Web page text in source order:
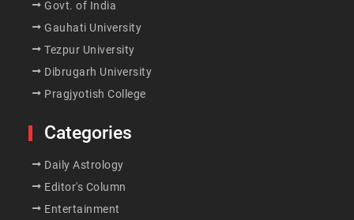
Govt. of India
Gauhati University
Tezpur University
Dibrugarh University
Pragjyotish College
Categories
Daily Astrology
Editor's Column
Entertainment